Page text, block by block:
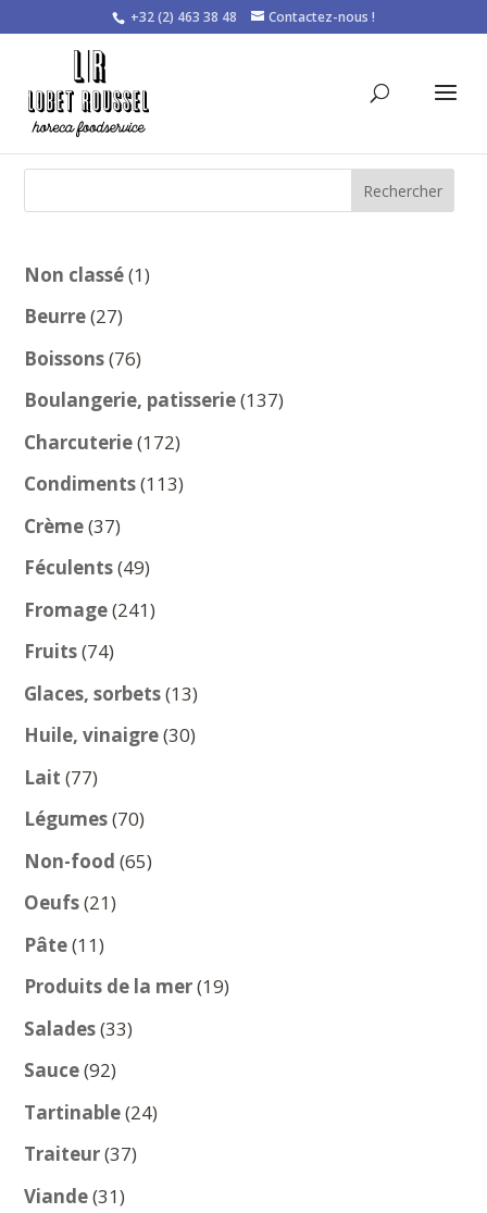
+32 (2) 463 38 48 Contactez-nous !
Rechercher
Non classé 11
Beurre 2727
produits
Boissons 7676
produits
Boulangerie, patisserie 137137
Charcuterie 172172
produits
Condiments 113113
Crème 3737
produits
Féculents 4949
produits
Fromage 241241
Fruits 7474
produits
Glaces, sorbets 1313
produits
Huile, vinaigre 3030
Lait 7777
produits
Légumes 7070
produits
Non-food 6565
Oeufs 2121
Pâte 1111
produits
Produits de la mer 1919
Salades 3333
Sauce 9292
produits
Tartinable 2424
Traiteur 3737
Viande 3131